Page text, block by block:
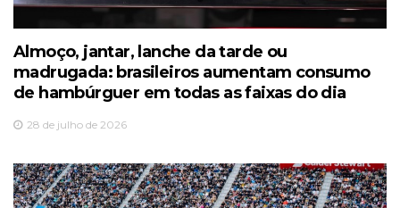
Almoço, jantar, lanche da tarde ou
madrugada: brasileiros aumentam consumo
de hambúrguer em todas as faixas do dia
28 de julho de 2026